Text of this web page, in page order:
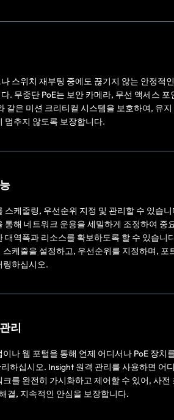
스위치 재부팅 중에도 끊기지 않는 안정적인
. 무중단 PoE는 보안 카메라, 무선 액세스 포
같은 미션 크리티컬 시스템을 보호하여, 유지
멈추지 않도록 보장합니다.
스케줄링, 우선순위 지정 및 관리할 수 있습
통해 네트워크 운용을 세밀하게 조정하여 중
대역폭과 리소스를 확보하도록 할 수 있습니
스케줄을 설정하고, 우선순위를 지정하며, 포
링하십시오.
리
나 웹 포털을 통해 언제 어디서나 PoE 장치
하십시오. Insight 원격 관리를 사용하면 어
크를 완전히 가시화하고 제어할 수 있어, 사전
결, 지속적인 안심을 보장합니다.